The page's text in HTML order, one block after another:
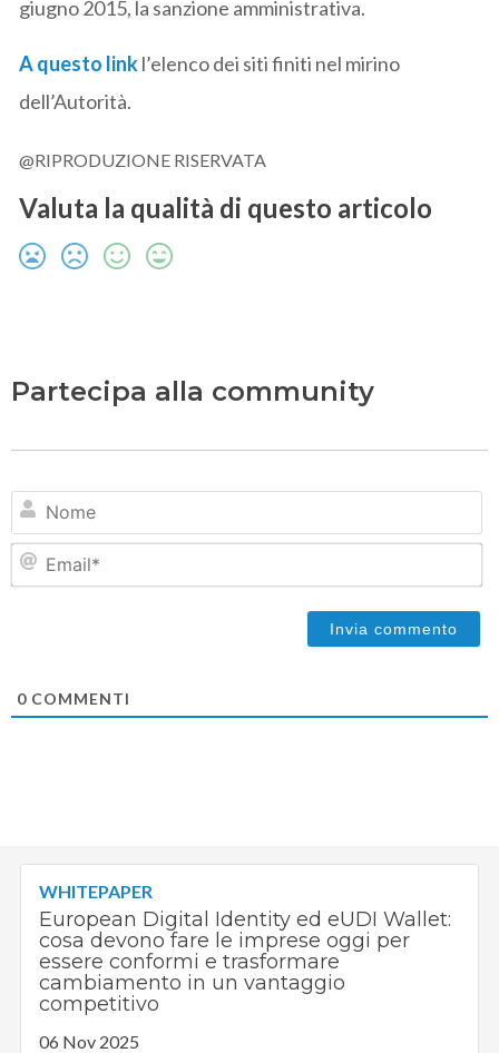
giugno 2015, la sanzione amministrativa.
A questo linkl’elenco dei siti finiti nel mirino
dell’Autorità.
@RIPRODUZIONE RISERVATA
Valuta la qualità di questo articolo
Partecipa alla community
0 COMMENTI
WHITEPAPER
European Digital Identity ed eUDI Wallet:
cosa devono fare le imprese oggi per
essere conformi e trasformare
cambiamento in un vantaggio
competitivo
06 Nov 2025